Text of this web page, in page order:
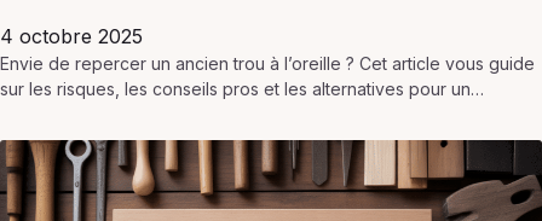
4 octobre 2025
Envie de repercer un ancien trou à l’oreille ? Cet article vous guide
sur les risques, les conseils pros et les alternatives pour un